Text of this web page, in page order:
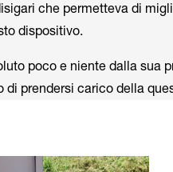
che permetteva di
dispositivo.
poco e niente dalla sua
di prendersi carico della